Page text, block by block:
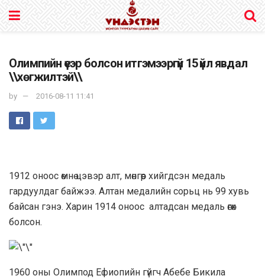
Олимпийн үеэр болсон итгэмээргүй 15 үйл явдал
\\хөгжилтэй\\
by 2016-08-11 11:41
1912 оноос өмнө цэвэр алт, мөнгөөр хийгдсэн медаль
гардуулдаг байжээ. Алтан медалийн сорьц нь 99 хувь
байсан гэнэ. Харин 1914 оноос алтадсан медаль өгөх
болсон.
1960 оны Олимпод Ефиопийн гүйгч Абебе Бикила